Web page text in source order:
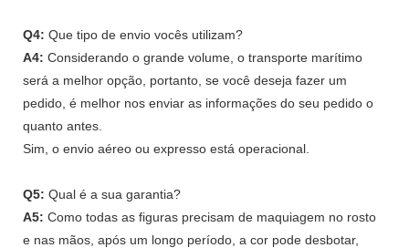
Q4: Que tipo de envio vocês utilizam?
A4: Considerando o grande volume, o transporte marítimo
será a melhor opção, portanto, se você deseja fazer um
pedido, é melhor nos enviar as informações do seu pedido o
quanto antes.
Sim, o envio aéreo ou expresso está operacional.
Q5: Qual é a sua garantia?
A5: Como todas as figuras precisam de maquiagem no rosto
e nas mãos, após um longo período, a cor pode desbotar,